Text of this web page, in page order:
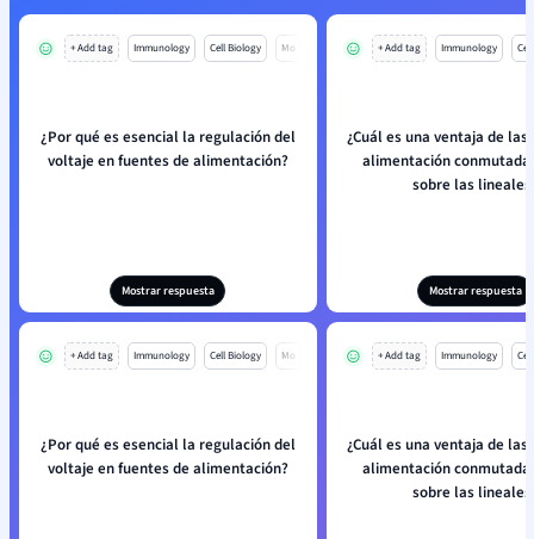
+ Add tag Immunology Cell Biology Mo
¿Por qué es esencial la regulación del
voltaje en fuentes de alimentación?
Mostrar respuesta
+ Add tag Immunology
¿Cuál es una ventaja de
alimentación
sobre las
Mostrar respuesta
+ Add tag Immunology Cell Biology Mo
¿Por qué es esencial la regulación del
voltaje en fuentes de alimentación?
+ Add tag Immunology
¿Cuál es una ventaja de
alimentación
sobre las